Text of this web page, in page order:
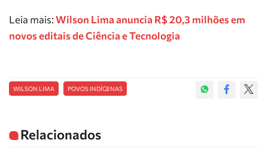
Leia mais:Wilson Lima anuncia R$ 20,3 milhões em
novos editais de Ciência e Tecnologia
WILSON LIMA POVOS INDÍGENAS
Relacionados